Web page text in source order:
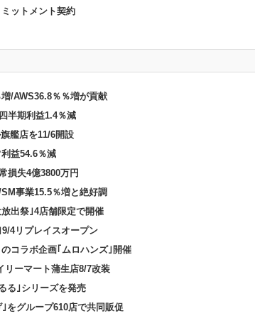
ットメント契約
/AWS36.8％％増が貢献
半期利益1.4％減
艦店を11/6開設
益54.6％減
損失4億3800万円
事業15.5％増と絶好調
出祭｣4店舗限定で開催
4リプレイスオープン
コラボ企画｢ムロハンズ｣開催
リーマート蒲生店8/7改装
る｣シリーズを発売
をグループ610店で共同販促